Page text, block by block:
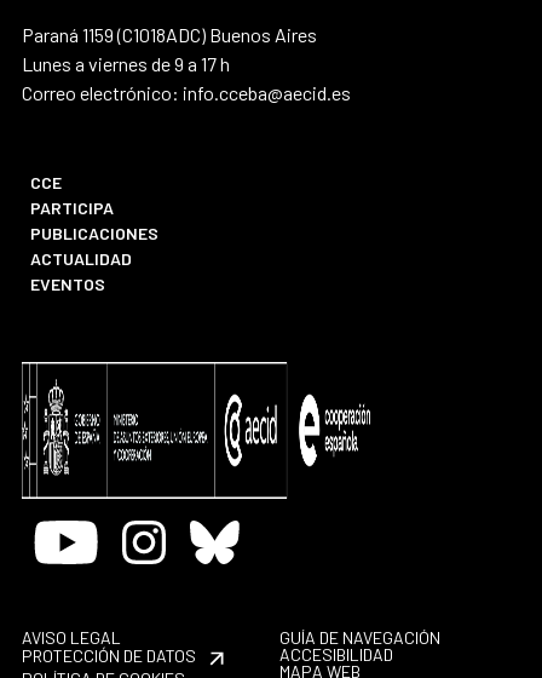
Paraná 1159 (C1018ADC) Buenos Aires
Lunes a viernes de 9 a 17 h
Correo electrónico: info.cceba@aecid.es
CCE
PARTICIPA
PUBLICACIONES
ACTUALIDAD
EVENTOS
Youtube InstagramBluesky
AVISO LEGAL
PROTECCIÓN DE DATOS
GUÍA DE NAVEGACIÓN
ACCESIBILIDAD
MAPA WEB